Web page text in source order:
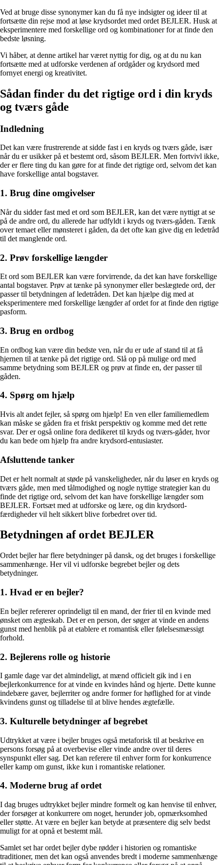
Ved at bruge disse synonymer kan du få nye indsigter og ideer til at
fortsætte din rejse mod at løse krydsordet med ordet BEJLER. Husk at
eksperimentere med forskellige ord og kombinationer for at finde den
bedste løsning.
Vi håber, at denne artikel har været nyttig for dig, og at du nu kan
fortsætte med at udforske verdenen af ordgåder og krydsord med
fornyet energi og kreativitet.
Sådan finder du det rigtige ord i din kryds
og tværs gåde
Indledning
Det kan være frustrerende at sidde fast i en kryds og tværs gåde, især
når du er usikker på et bestemt ord, såsom BEJLER. Men fortvivl ikke,
der er flere ting du kan gøre for at finde det rigtige ord, selvom det kan
have forskellige antal bogstaver.
1. Brug dine omgivelser
Når du sidder fast med et ord som BEJLER, kan det være nyttigt at se
på de andre ord, du allerede har udfyldt i kryds og tværs-gåden. Tænk
over temaet eller mønsteret i gåden, da det ofte kan give dig en ledetråd
til det manglende ord.
2. Prøv forskellige længder
Et ord som BEJLER kan være forvirrende, da det kan have forskellige
antal bogstaver. Prøv at tænke på synonymer eller beslægtede ord, der
passer til betydningen af ledetråden. Det kan hjælpe dig med at
eksperimentere med forskellige længder af ordet for at finde den rigtige
pasform.
3. Brug en ordbog
En ordbog kan være din bedste ven, når du er ude af stand til at få
hjernen til at tænke på det rigtige ord. Slå op på mulige ord med
samme betydning som BEJLER og prøv at finde en, der passer til
gåden.
4. Spørg om hjælp
Hvis alt andet fejler, så spørg om hjælp! En ven eller familiemedlem
kan måske se gåden fra et friskt perspektiv og komme med det rette
svar. Der er også online fora dedikeret til kryds og tværs-gåder, hvor
du kan bede om hjælp fra andre krydsord-entusiaster.
Afsluttende tanker
Det er helt normalt at støde på vanskeligheder, når du løser en kryds og
tværs gåde, men med tålmodighed og nogle nyttige strategier kan du
finde det rigtige ord, selvom det kan have forskellige længder som
BEJLER. Fortsæt med at udforske og lære, og din krydsord-
færdigheder vil helt sikkert blive forbedret over tid.
Betydningen af ordet BEJLER
Ordet bejler har flere betydninger på dansk, og det bruges i forskellige
sammenhænge. Her vil vi udforske begrebet bejler og dets
betydninger.
1. Hvad er en bejler?
En bejler refererer oprindeligt til en mand, der frier til en kvinde med
ønsket om ægteskab. Det er en person, der søger at vinde en andens
gunst med henblik på at etablere et romantisk eller følelsesmæssigt
forhold.
2. Bejlerens rolle og historie
I gamle dage var det almindeligt, at mænd officielt gik ind i en
bejlerkonkurrence for at vinde en kvindes hånd og hjerte. Dette kunne
indebære gaver, bejlerriter og andre former for høflighed for at vinde
kvindens gunst og tilladelse til at blive hendes ægtefælle.
3. Kulturelle betydninger af begrebet
Udtrykket at være i bejler bruges også metaforisk til at beskrive en
persons forsøg på at overbevise eller vinde andre over til deres
synspunkt eller sag. Det kan referere til enhver form for konkurrence
eller kamp om gunst, ikke kun i romantiske relationer.
4. Moderne brug af ordet
I dag bruges udtrykket bejler mindre formelt og kan henvise til enhver,
der forsøger at konkurrere om noget, herunder job, opmærksomhed
eller støtte. At være en bejler kan betyde at præsentere dig selv bedst
muligt for at opnå et bestemt mål.
Samlet set har ordet bejler dybe rødder i historien og romantiske
traditioner, men det kan også anvendes bredt i moderne sammenhænge